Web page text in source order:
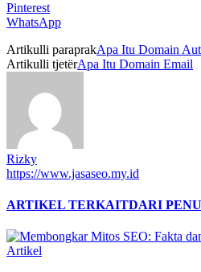
Pinterest
WhatsApp
Artikulli paraprakApa Itu Domain
Artikulli tjetërApa Itu Domain Email
Rizky
https://www.jasaseo.my.id
ARTIKEL TERKAITDARI
Artikel